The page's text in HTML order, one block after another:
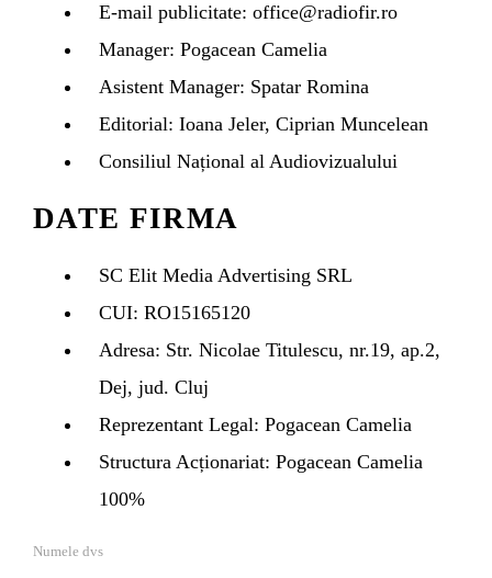
E-mail publicitate: office@radiofir.ro
Manager: Pogacean Camelia
Asistent Manager: Spatar Romina
Editorial: Ioana Jeler, Ciprian Muncelean
Consiliul Național al Audiovizualului
DATE FIRMA
SC Elit Media Advertising SRL
CUI: RO15165120
Adresa: Str. Nicolae Titulescu, nr.19, ap.2,
Dej, jud. Cluj
Reprezentant Legal: Pogacean Camelia
Structura Acționariat: Pogacean Camelia
100%
Numele dvs